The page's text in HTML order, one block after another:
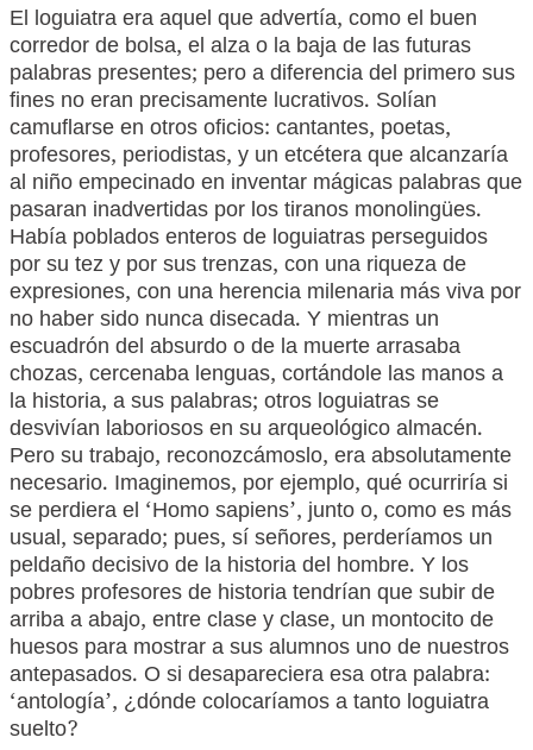
El loguiatra era aquel que advertía, como el buen
corredor de bolsa, el alza o la baja de las futuras
palabras presentes; pero a diferencia del primero sus
fines no eran precisamente lucrativos. Solían
camuflarse en otros oficios: cantantes, poetas,
profesores, periodistas, y un etcétera que alcanzaría
al niño empecinado en inventar mágicas palabras que
pasaran inadvertidas por los tiranos monolingües.
Había poblados enteros de loguiatras perseguidos
por su tez y por sus trenzas, con una riqueza de
expresiones, con una herencia milenaria más viva por
no haber sido nunca disecada. Y mientras un
escuadrón del absurdo o de la muerte arrasaba
chozas, cercenaba lenguas, cortándole las manos a
la historia, a sus palabras; otros loguiatras se
desvivían laboriosos en su arqueológico almacén.
Pero su trabajo, reconozcámoslo, era absolutamente
necesario. Imaginemos, por ejemplo, qué ocurriría si
se perdiera el ‘Homo sapiens’, junto o, como es más
usual, separado; pues, sí señores, perderíamos un
peldaño decisivo de la historia del hombre. Y los
pobres profesores de historia tendrían que subir de
arriba a abajo, entre clase y clase, un montocito de
huesos para mostrar a sus alumnos uno de nuestros
antepasados. O si desapareciera esa otra palabra:
‘antología’, ¿dónde colocaríamos a tanto loguiatra
suelto?